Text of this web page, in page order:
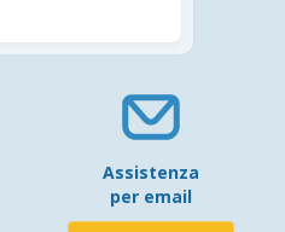
Assistenza
per email